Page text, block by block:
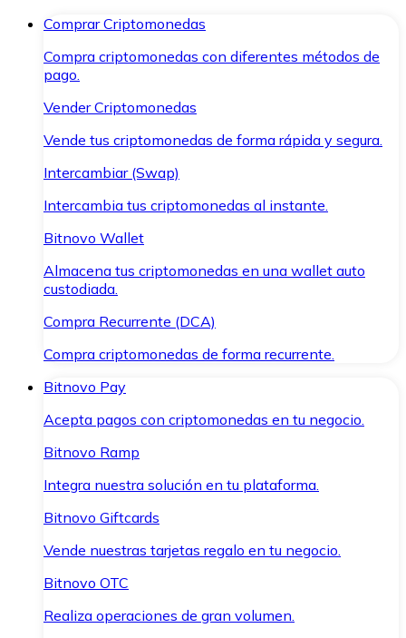
Comprar Criptomonedas
Compra criptomonedas con diferentes métodos de
pago.
Vender Criptomonedas
Vende tus criptomonedas de forma rápida y segura.
Intercambiar (Swap)
Intercambia tus criptomonedas al instante.
Bitnovo Wallet
Almacena tus criptomonedas en una wallet auto
custodiada.
Compra Recurrente (DCA)
Compra criptomonedas de forma recurrente.
Bitnovo Pay
Acepta pagos con criptomonedas en tu negocio.
Bitnovo Ramp
Integra nuestra solución en tu plataforma.
Bitnovo Giftcards
Vende nuestras tarjetas regalo en tu negocio.
Bitnovo OTC
Realiza operaciones de gran volumen.